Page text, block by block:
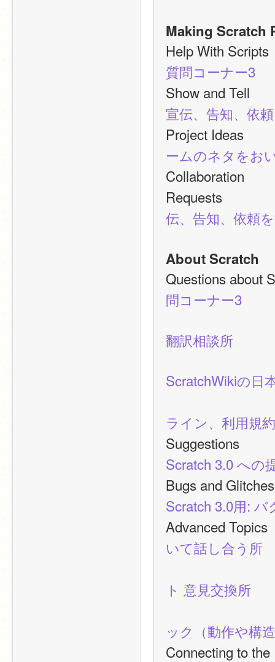
Making Scratch
Help With
質問コーナー3
Show and Tell
宣伝、告知、依
Project Ideas
ームのネタをお
Collaboration　
Requests
伝、告知、依頼
About Scratch
Questions
問コーナー3
翻訳相談所
ScratchWikiの日
ライン、利用規
Scratch 3.0 への
Bugs and
Scratch 3.0用:
Advanced
いて話し合う所
ト 意見交換所
ック（動作や構
Connecting to